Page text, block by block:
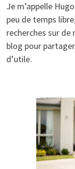
Je m’appelle
peu de temps
recherches sur de
blog pour
d’utile.